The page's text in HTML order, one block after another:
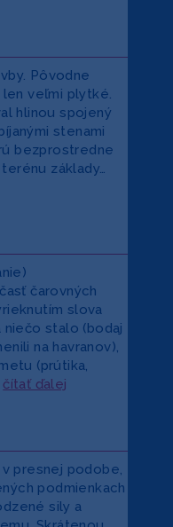
Pôvodne
veľmi plytké.
hlinou spojený
stenami
bezprostredne
základy…
čarovných
slova
niečo stalo (bodaj
na havranov),
(prútika,
čítať ďalej
presnej podobe,
podmienkach
sily a